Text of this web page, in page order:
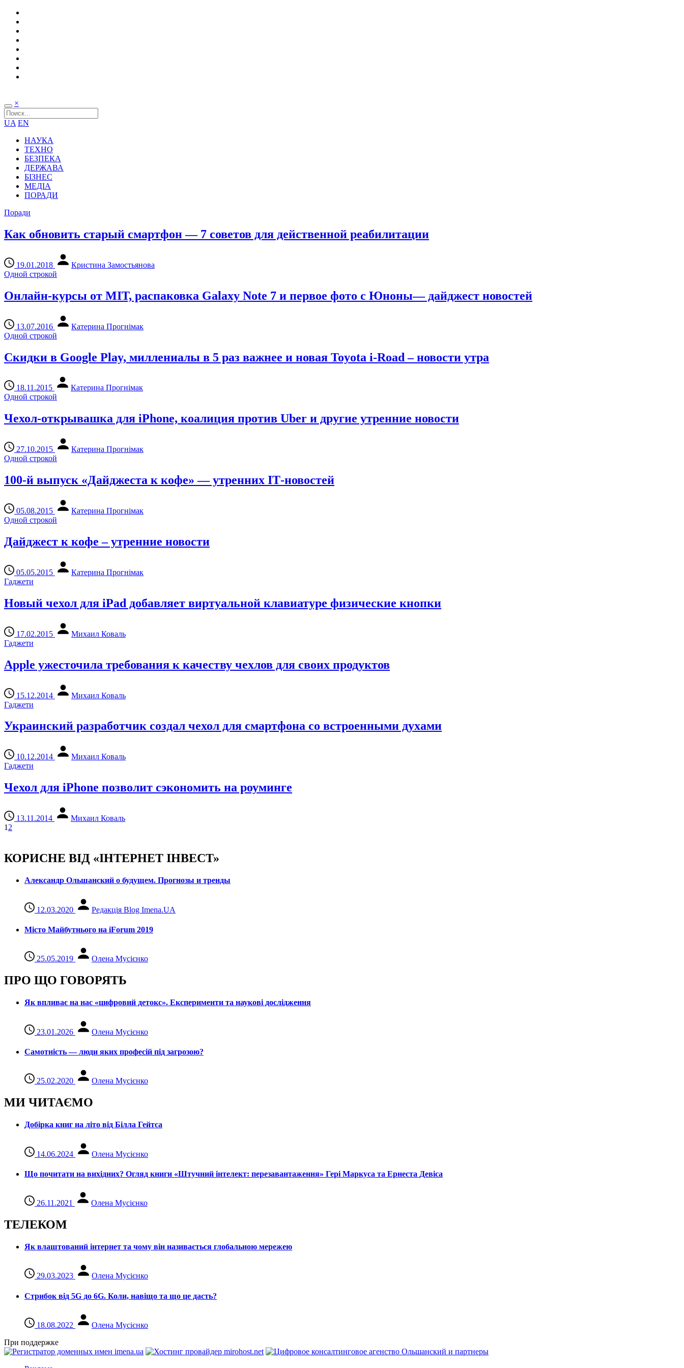
×
UA EN
НАУКА
ТЕХНО
БЕЗПЕКА
ДЕРЖАВА
БІЗНЕС
МЕДІА
ПОРАДИ
Поради
Как обновить старый смартфон — 7 советов для действенной реабилитации
19.01.2018
Кристина Замостьянова
Одной строкой
Онлайн-курсы от MIT, распаковка Galaxy Note 7 и первое фото с Юноны— дайджест новостей
13.07.2016
Катерина Прогнімак
Одной строкой
Скидки в Google Play, миллениалы в 5 раз важнее и новая Toyota i-Road – новости утра
18.11.2015
Катерина Прогнімак
Одной строкой
Чехол-открывашка для iPhone, коалиция против Uber и другие утренние новости
27.10.2015
Катерина Прогнімак
Одной строкой
100-й выпуск «Дайджеста к кофе» — утренних ІТ-новостей
05.08.2015
Катерина Прогнімак
Одной строкой
Дайджест к кофе – утренние новости
05.05.2015
Катерина Прогнімак
Гаджети
Новый чехол для iPad добавляет виртуальной клавиатуре физические кнопки
17.02.2015
Михаил Коваль
Гаджети
Apple ужесточила требования к качеству чехлов для своих продуктов
15.12.2014
Михаил Коваль
Гаджети
Украинский разработчик создал чехол для смартфона со встроенными духами
10.12.2014
Михаил Коваль
Гаджети
Чехол для iPhone позволит сэкономить на роуминге
13.11.2014
Михаил Коваль
1 2
КОРИСНЕ ВІД «ІНТЕРНЕТ ІНВЕСТ»
Александр Ольшанский о будущем. Прогнозы и тренды
12.03.2020 Редакція Blog Imena.UA
Місто Майбутнього на iForum 2019
25.05.2019 Олена Мусієнко
ПРО ЩО ГОВОРЯТЬ
Як впливає на нас «цифровий детокс». Експерименти та наукові дослідження
23.01.2026 Олена Мусієнко
Самотність — люди яких професій під загрозою?
25.02.2020 Олена Мусієнко
МИ ЧИТАЄМО
Добірка книг на літо від Білла Гейтса
14.06.2024 Олена Мусієнко
Що почитати на вихідних? Огляд книги «Штучний інтелект: перезавантаження» Гері Маркуса та Ернеста Девіса
26.11.2021 Олена Мусієнко
ТЕЛЕКОМ
Як влаштований інтернет та чому він називається глобальною мережею
29.03.2023 Олена Мусієнко
Стрибок від 5G до 6G. Коли, навіщо та що це даcть?
18.08.2022
Олена Мусієнко
При поддержке